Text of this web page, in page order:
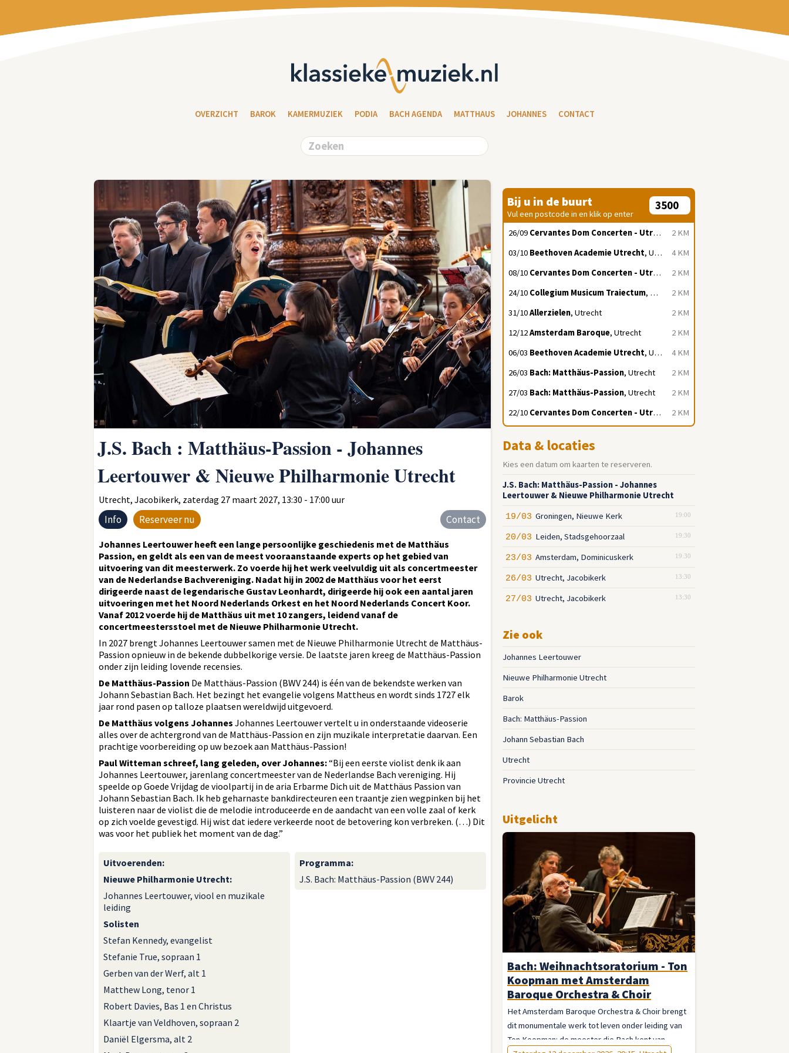
OVERZICHT BAROK KAMERMUZIEK PODIA BACH AGENDA MATTHAUS JOHANNES CONTACT
J.S. Bach : Matthäus-Passion - Johannes
Leertouwer & Nieuwe Philharmonie Utrecht
Utrecht, Jacobikerk, zaterdag 27 maart 2027, 13:30 - 17:00 uur
Info Reserveer nu Contact
Johannes Leertouwer heeft een lange persoonlijke geschiedenis met de Matthäus
Passion, en geldt als een van de meest vooraanstaande experts op het gebied van
uitvoering van dit meesterwerk. Zo voerde hij het werk veelvuldig uit als concertmeester
van de Nederlandse Bachvereniging. Nadat hij in 2002 de Matthäus voor het eerst
dirigeerde naast de legendarische Gustav Leonhardt, dirigeerde hij ook een aantal jaren
uitvoeringen met het Noord Nederlands Orkest en het Noord Nederlands Concert Koor.
Vanaf 2012 voerde hij de Matthäus uit met 10 zangers, leidend vanaf de
concertmeestersstoel met de Nieuwe Philharmonie Utrecht.
In 2027 brengt Johannes Leertouwer samen met de Nieuwe Philharmonie Utrecht de Matthäus-
Passion opnieuw in de bekende dubbelkorige versie. De laatste jaren kreeg de Matthäus-Passion
onder zijn leiding lovende recensies.
De Matthäus-Passion De Matthäus-Passion (BWV 244) is één van de bekendste werken van
Johann Sebastian Bach. Het bezingt het evangelie volgens Mattheus en wordt sinds 1727 elk
jaar rond pasen op talloze plaatsen wereldwijd uitgevoerd.
De Matthäus volgens Johannes Johannes Leertouwer vertelt u in onderstaande videoserie
alles over de achtergrond van de Matthäus-Passion en zijn muzikale interpretatie daarvan. Een
prachtige voorbereiding op uw bezoek aan Matthäus-Passion!
Paul Witteman schreef, lang geleden, over Johannes:“Bij een eerste violist denk ik aan
Johannes Leertouwer, jarenlang concertmeester van de Nederlandse Bach vereniging. Hij
speelde op Goede Vrijdag de vioolpartij in de aria Erbarme Dich uit de Matthäus Passion van
Johann Sebastian Bach. Ik heb geharnaste bankdirecteuren een traantje zien wegpinken bij het
luisteren naar de violist die de melodie introduceerde en de aandacht van een volle zaal of kerk
op zich voelde gevestigd. Hij wist dat iedere verkeerde noot de betovering kon verbreken. (…) Dit
was voor het publiek het moment van de dag.”
Uitvoerenden:
Nieuwe Philharmonie Utrecht:
Johannes Leertouwer, viool en muzikale
leiding
Solisten
Stefan Kennedy, evangelist
Stefanie True, sopraan 1
Gerben van der Werf, alt 1
Matthew Long, tenor 1
Robert Davies, Bas 1 en Christus
Klaartje van Veldhoven, sopraan 2
Daniël Elgersma, alt 2
Programma:
J.S. Bach: Matthäus-Passion (BWV 244)
Bij u in de buurt
Vul een postcode in en klik op enter
2 KM
26/09 Cervantes Dom Concerten - Utrecht
, Utrecht
4 KM
03/10 Beethoven Academie Utrecht, Utrecht
2 KM
08/10 Cervantes Dom Concerten - Utrecht
, Utrecht
2 KM
24/10 Collegium Musicum Traiectum, Utrecht
2 KM
31/10Allerzielen, Utrecht
2 KM
12/12Amsterdam Baroque, Utrecht
4 KM
06/03 Beethoven Academie Utrecht, Utrecht
2 KM
26/03 Bach: Matthäus-Passion, Utrecht
2 KM
27/03 Bach: Matthäus-Passion, Utrecht
2 KM
22/10 Cervantes Dom Concerten - Utrecht , Utrecht
Data & locaties
Kies een datum om kaarten te reserveren.
J.S. Bach: Matthäus-Passion - Johannes
Leertouwer & Nieuwe Philharmonie Utrecht
19:00
19/03 Groningen, Nieuwe Kerk
19:30
20/03 Leiden, Stadsgehoorzaal
19:30
23/03 Amsterdam, Dominicuskerk
13:30
26/03 Utrecht, Jacobikerk
13:30
27/03 Utrecht, Jacobikerk
Zie ook
Johannes Leertouwer
Nieuwe Philharmonie Utrecht
Barok
Bach: Matthäus-Passion
Johann Sebastian Bach
Utrecht
Provincie Utrecht
Uitgelicht
Bach: Weihnachtsoratorium - Ton
Koopman met Amsterdam
Baroque Orchestra & Choir
Het Amsterdam Baroque Orchestra & Choir brengt
dit monumentale werk tot leven onder leiding van
Ton Koopman: de meester die Bach kent van